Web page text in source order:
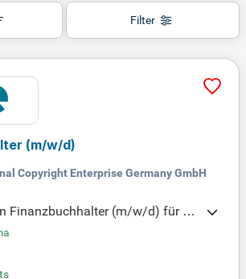
Filter
(m/w/d)
Copyright Enterprise Germany GmbH
Finanzbuchhalter (m/w/d) für un
um Verantwortung in eine
Umfeld zu übernehmen. In dieser
migrieren wir unsere Buchhaltu